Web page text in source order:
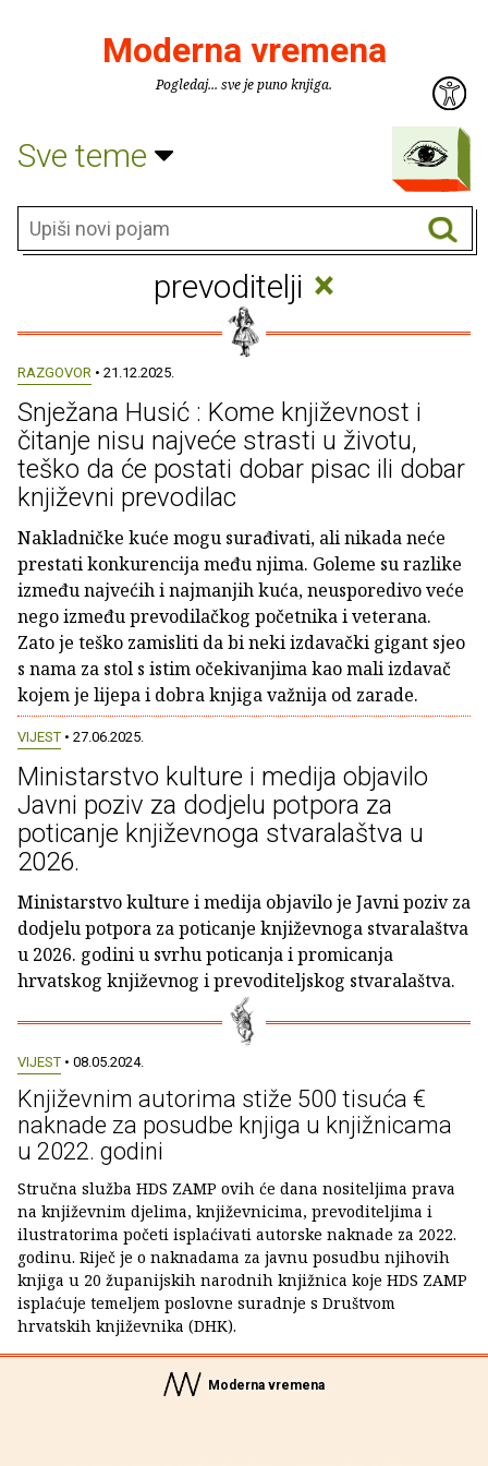
Moderna vremena
Pogledaj... sve je puno knjiga.
Sve teme
prevoditelji ×
RAZGOVOR • 21.12.2025.
Snježana Husić : Kome književnost i
čitanje nisu najveće strasti u životu,
teško da će postati dobar pisac ili dobar
književni prevodilac
Nakladničke kuće mogu surađivati, ali nikada neće
prestati konkurencija među njima. Goleme su razlike
između najvećih i najmanjih kuća, neusporedivo veće
nego između prevodilačkog početnika i veterana.
Zato je teško zamisliti da bi neki izdavački gigant sjeo
s nama za stol s istim očekivanjima kao mali izdavač
kojem je lijepa i dobra knjiga važnija od zarade.
VIJEST • 27.06.2025.
Ministarstvo kulture i medija objavilo
Javni poziv za dodjelu potpora za
poticanje književnoga stvaralaštva u
2026.
Ministarstvo kulture i medija objavilo je Javni poziv za
dodjelu potpora za poticanje književnoga stvaralaštva
u 2026. godini u svrhu poticanja i promicanja
hrvatskog književnog i prevoditeljskog stvaralaštva.
VIJEST • 08.05.2024.
Književnim autorima stiže 500 tisuća €
naknade za posudbe knjiga u knjižnicama
u 2022. godini
Stručna služba HDS ZAMP ovih će dana nositeljima prava
na književnim djelima, književnicima, prevoditeljima i
ilustratorima početi isplaćivati autorske naknade za 2022.
godinu. Riječ je o naknadama za javnu posudbu njihovih
knjiga u 20 županijskih narodnih knjižnica koje HDS ZAMP
isplaćuje temeljem poslovne suradnje s Društvom
hrvatskih književnika (DHK).
Moderna vremena